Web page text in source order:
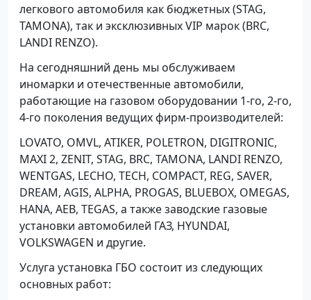
легкового автомобиля как бюджетных (STAG,
TAMONA), так и эксклюзивных VIP марок (BRC,
LANDI RENZO).
На сегодняшний день мы обслуживаем
иномарки и отечественные автомобили,
работающие на газовом оборудовании 1-го, 2-го,
4-го поколения ведущих фирм-производителей:
LOVATO, OMVL, ATIKER, POLETRON, DIGITRONIC,
MAXI 2, ZENIT, STAG, BRC, TAMONA, LANDI RENZO,
WENTGAS, LECHO, TECH, COMPACT, REG, SAVER,
DREAM, AGIS, ALPHA, PROGAS, BLUEBOX, OMEGAS,
HANA, AEB, TEGAS, а также заводские газовые
установки автомобилей ГАЗ, HYUNDAI,
VOLKSWAGEN и другие.
Услуга установка ГБО состоит из следующих
основных работ: